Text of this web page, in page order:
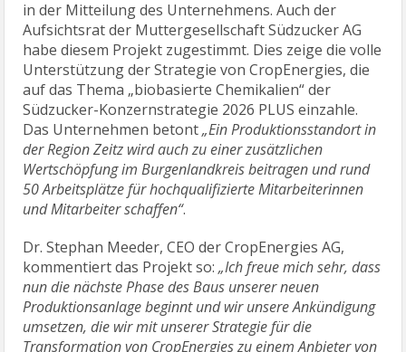
in der Mitteilung des Unternehmens. Auch der
Aufsichtsrat der Muttergesellschaft Südzucker AG
habe diesem Projekt zugestimmt. Dies zeige die volle
Unterstützung der Strategie von CropEnergies, die
auf das Thema „biobasierte Chemikalien“ der
Südzucker-Konzernstrategie 2026 PLUS einzahle.
Das Unternehmen betont„Ein Produktionsstandort in
der Region Zeitz wird auch zu einer zusätzlichen
Wertschöpfung im Burgenlandkreis beitragen und rund
50 Arbeitsplätze für hochqualifizierte Mitarbeiterinnen
und Mitarbeiter schaffen“.
Dr. Stephan Meeder, CEO der CropEnergies AG,
kommentiert das Projekt so:„Ich freue mich sehr, dass
nun die nächste Phase des Baus unserer neuen
Produktionsanlage beginnt und wir unsere Ankündigung
umsetzen, die wir mit unserer Strategie für die
Transformation von CropEnergies zu einem Anbieter von